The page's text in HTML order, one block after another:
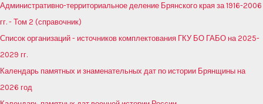
Административно-территориальное деление Брянского края за 1916-2006
гг. - Том 2 (справочник)
Список организаций - источников комплектования ГКУ БО ГАБО на 2025-
2029 гг.
Календарь памятных и знаменательных дат по истории Брянщины на
2026 год